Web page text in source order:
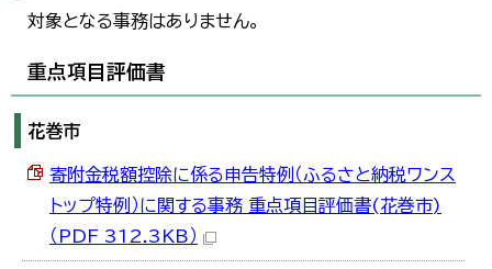
対象となる事務はありません。
重点項目評価書
花巻市
寄附金税額控除に係る申告特例（ふるさと納税ワンス
トップ特例）に関する事務 重点項目評価書(花巻市)
（PDF 312.3KB）